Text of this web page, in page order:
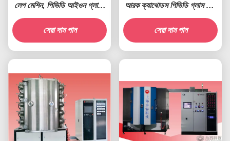
লেপ মেশিন, পিভিডি আইওন প্লাটিং
মেশিন
সেরা দাম পান
আরক ক্যাথোডস পিভিডি গ্লাস লেপ
মেশিন, গ্লাস ফুলদানি রংধনু পিভিডি
লেপ
সেরা দাম পান